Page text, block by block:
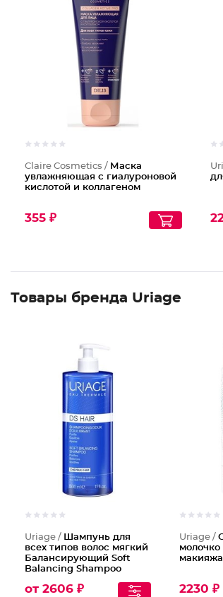
Claire Cosmetics / Маска
увлажняющая с гиалуроновой
кислотой и коллагеном
355 ₽
Товары бренда Uriage
Uriage / Шампунь для
всех типов волос мягкий
Балансирующий Soft
Balancing Shampoo
от 2606 ₽
Uriage /
молочко
макияжа
2230 ₽